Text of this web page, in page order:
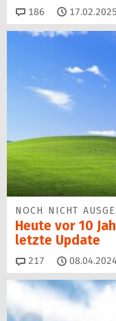
186 Kommentare
17.02.2025
NOCH NICHT
Heute vor 10
letzte Update
217 Kommentare
08.04.2024